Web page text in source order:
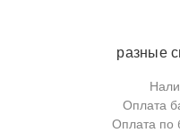
разные
Оплата
Оплата по